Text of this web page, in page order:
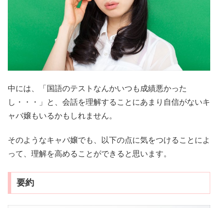
中には、「国語のテストなんかいつも成績悪かった
し・・・」と、会話を理解することにあまり自信がないキ
ャバ嬢もいるかもしれません。
そのようなキャバ嬢でも、以下の点に気をつけることによ
って、理解を高めることができると思います。
要約